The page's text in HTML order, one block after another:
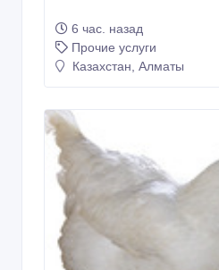
6 час. назад
Прочие услуги
Казахстан, Алматы